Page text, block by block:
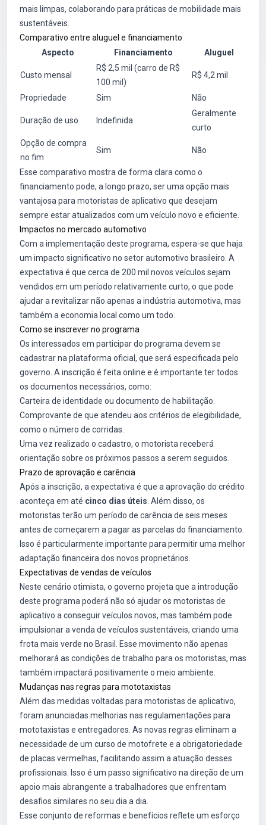
mais limpas, colaborando para práticas de mobilidade mais
sustentáveis.
Comparativo entre aluguel e financiamento
Aspecto
Financiamento Aluguel
Custo mensal
R$ 2,5 mil (carro de R$
100 mil)
R$ 4,2 mil
Propriedade Sim Não
Duração de uso Indefinida
Geralmente
curto
Opção de compra
no fim
Sim Não
Esse comparativo mostra de forma clara como o
financiamento pode, a longo prazo, ser uma opção mais
vantajosa para motoristas de aplicativo que desejam
sempre estar atualizados com um veículo novo e eficiente.
Impactos no mercado automotivo
Com a implementação deste programa, espera-se que haja
um impacto significativo no setor automotivo brasileiro. A
expectativa é que cerca de 200 mil novos veículos sejam
vendidos em um período relativamente curto, o que pode
ajudar a revitalizar não apenas a indústria automotiva, mas
também a economia local como um todo.
Como se inscrever no programa
Os interessados em participar do programa devem se
cadastrar na plataforma oficial, que será especificada pelo
governo. A inscrição é feita online e é importante ter todos
os documentos necessários, como:
Carteira de identidade ou documento de habilitação.
Comprovante de que atendeu aos critérios de elegibilidade,
como o número de corridas.
Uma vez realizado o cadastro, o motorista receberá
orientação sobre os próximos passos a serem seguidos.
Prazo de aprovação e carência
Após a inscrição, a expectativa é que a aprovação do crédito
aconteça em até cinco dias úteis . Além disso, os
motoristas terão um período de carência de seis meses
antes de começarem a pagar as parcelas do financiamento.
Isso é particularmente importante para permitir uma melhor
adaptação financeira dos novos proprietários.
Expectativas de vendas de veículos
Neste cenário otimista, o governo projeta que a introdução
deste programa poderá não só ajudar os motoristas de
aplicativo a conseguir veículos novos, mas também pode
impulsionar a venda de veículos sustentáveis, criando uma
frota mais verde no Brasil. Esse movimento não apenas
melhorará as condições de trabalho para os motoristas, mas
também impactará positivamente o meio ambiente.
Mudanças nas regras para mototaxistas
Além das medidas voltadas para motoristas de aplicativo,
foram anunciadas melhorias nas regulamentações para
mototaxistas e entregadores. As novas regras eliminam a
necessidade de um curso de motofrete e a obrigatoriedade
de placas vermelhas, facilitando assim a atuação desses
profissionais. Isso é um passo significativo na direção de um
apoio mais abrangente a trabalhadores que enfrentam
desafios similares no seu dia a dia.
Esse conjunto de reformas e benefícios reflete um esforço